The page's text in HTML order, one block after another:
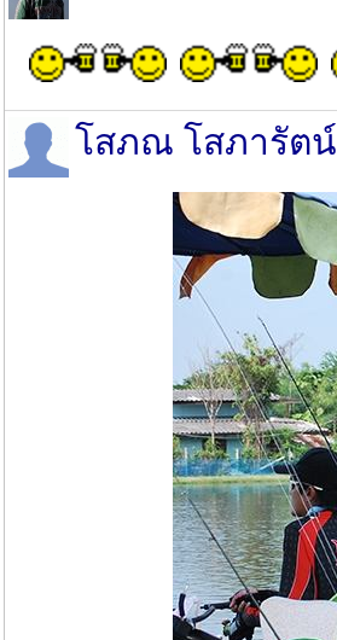
โสภณ โสภารัตน์